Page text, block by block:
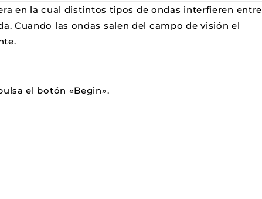
en la cual distintos tipos de ondas interfieren entre
Cuando las ondas salen del campo de visión el
el botón «Begin».